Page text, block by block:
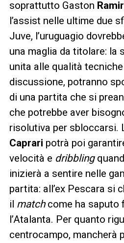
soprattutto Gaston
l’assist nelle ultime due
Juve, l’uruguagio
una maglia da titolare: la
unita alle qualità
discussione, potranno
di una partita che si
che potrebbe aver
risolutiva per sbloccarsi.
Caprari potrà poi
velocità e dribbling
inizierà a sentire nelle
partita: all’ex Pescara si
il matchcome ha saputo
l’Atalanta. Per quanto
centrocampo, mancherà